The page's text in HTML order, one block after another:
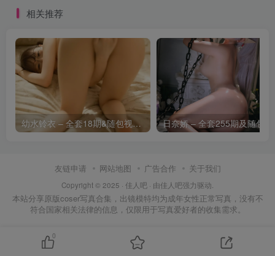
相关推荐
幼水铃衣 – 全套18期&随包视频[16.4G-2026.8]
友链申请 网站地图 广告合作 关于我们
Copyright © 2025 · 佳人吧 · 由佳人吧强力驱动.
本站分享原版coser写真合集，出镜模特均为成年女性正常写真，没有不
符合国家相关法律的信息，仅限用于写真爱好者的收集需求。
0